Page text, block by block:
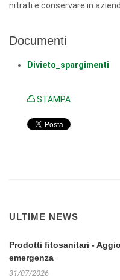
nitrati e conservare in
Documenti
Divieto_spargimenti
STAMPA
ULTIME NEWS
Prodotti fitosanitari -
emergenza
31/07/2026